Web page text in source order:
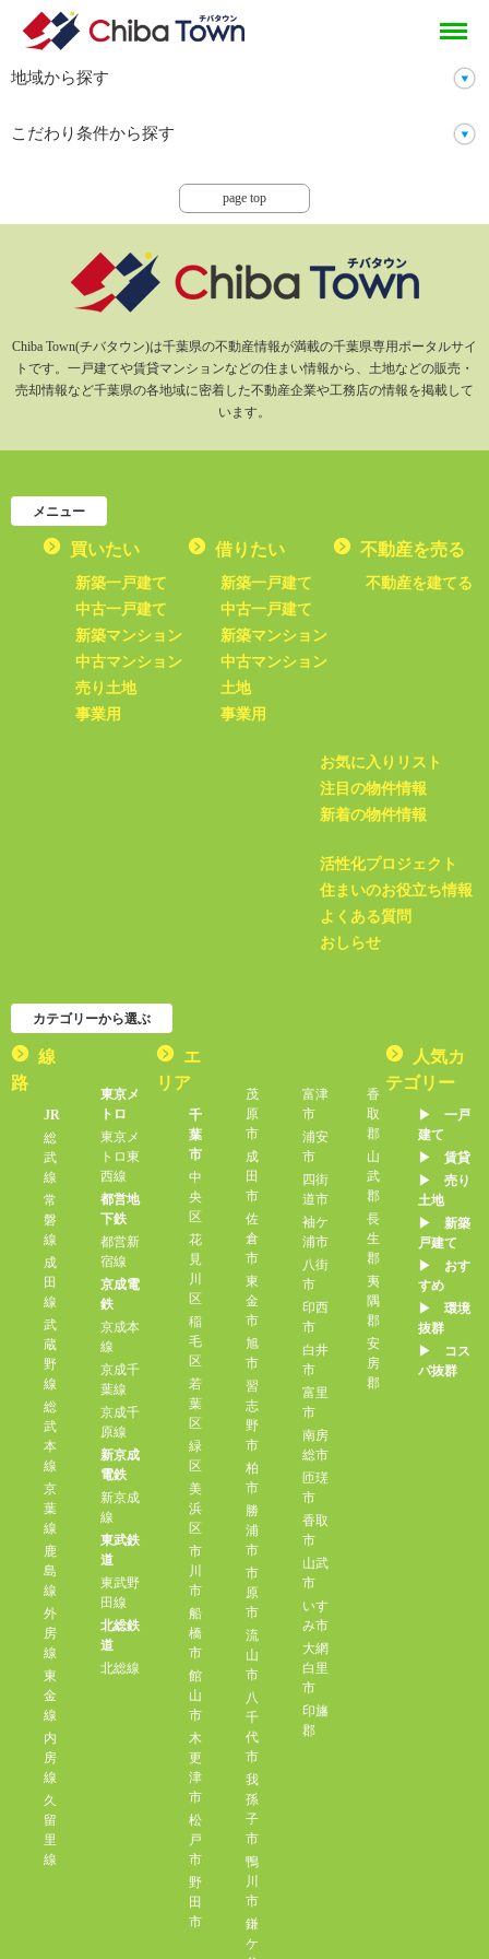
head
オススメ物件情報
地域から探す
こだわり条件から探す
page top
Chiba Town(チバタウン)は千葉県の不動産情報が満載の千葉県専用ポータルサイ
トです。一戸建てや賃貸マンションなどの住まい情報から、土地などの販売・
売却情報など千葉県の各地域に密着した不動産企業や工務店の情報を掲載して
います。
メニュー
買いたい
新築一戸建て
中古一戸建て
新築マンション
中古マンション
売り土地
事業用
借りたい
新築一戸建て
中古一戸建て
新築マンション
中古マンション
土地
事業用
不動産を売る
不動産を建てる
お気に入りリスト
注目の物件情報
新着の物件情報
活性化プロジェクト
住まいのお役立ち情報
よくある質問
おしらせ
カテゴリーから選ぶ
線
路
JR
総
武
線
常
磐
線
成
田
線
武
蔵
野
線
総
武
本
線
京
葉
線
鹿
島
線
外
房
線
東
金
線
内
房
線
久
留
里
線
東京メ
トロ
東京メ
トロ東
西線
都営地
下鉄
都営新
宿線
京成電
鉄
京成本
線
京成千
葉線
京成千
原線
新京成
電鉄
新京成
線
東武鉄
道
東武野
田線
北総鉄
道
北総線
エ
リア
千
葉
市
中
央
区
花
見
川
区
稲
毛
区
若
葉
区
緑
区
美
浜
区
市
川
市
船
橋
市
館
山
市
木
更
津
市
松
戸
市
野
田
市
茂
原
市
成
田
市
佐
倉
市
東
金
市
旭
市
習
志
野
市
柏
市
勝
浦
市
市
原
市
流
山
市
八
千
代
市
我
孫
子
市
鴨
川
市
鎌
ケ
富津
市
浦安
市
四街
道市
袖ケ
浦市
八街
市
印西
市
白井
市
富里
市
南房
総市
匝瑳
市
香取
市
山武
市
いす
み市
大網
白里
市
印旛
郡
香
取
郡
山
武
郡
長
生
郡
夷
隅
郡
安
房
郡
人気カ
テゴリー
▶︎ 一戸
建て
▶︎ 賃貸
▶︎ 売り
土地
▶︎ 新築
戸建て
▶︎ おす
すめ
▶︎ 環境
抜群
▶︎ コス
パ抜群